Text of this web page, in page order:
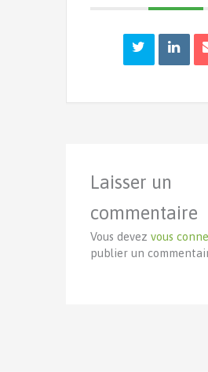
Laisser un
commentaire
Vous devezvous
publier un